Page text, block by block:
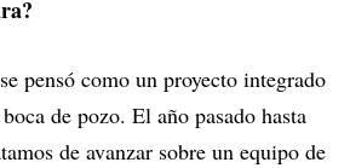
pensó como un proyecto integrado
de pozo. El año pasado hasta
de avanzar sobre un equipo de